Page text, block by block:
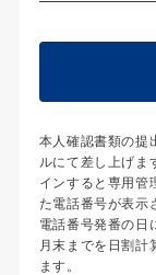
本人確認書類の提
ルにて差し上げま
インすると専用管
た電話番号が表示
電話番号発番の日
月末までを日割計
ます。